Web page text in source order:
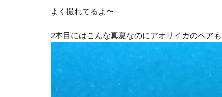
よく撮れてるよ〜
2本目にはこんな真夏なのにアオリイカのペア